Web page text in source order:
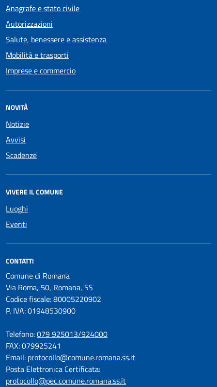
Anagrafe e stato civile
Autorizzazioni
Salute, benessere e assistenza
Mobilità e trasporti
Imprese e commercio
NOVITÀ
Notizie
Avvisi
Scadenze
VIVERE IL COMUNE
Luoghi
Eventi
CONTATTI
Comune di Romana
Via Roma, 50, Romana, SS
Codice fiscale: 80005220902
P. IVA: 01948530900
Telefono:079 925013/924000
FAX: 079925241
Email: protocollo@comune.romana.ss.it
Posta Elettronica Certificata:
protocollo@pec.comune.romana.ss.it